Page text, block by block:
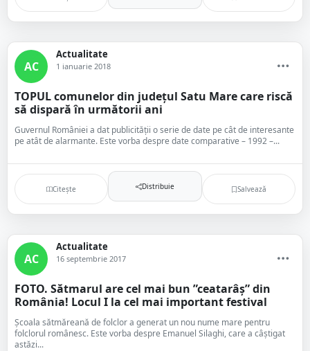
AC
Actualitate
1 ianuarie 2018
TOPUL comunelor din județul Satu Mare care riscă
să dispară în următorii ani
Guvernul României a dat publicității o serie de date pe cât de interesante
pe atât de alarmante. Este vorba despre date comparative – 1992 –...
Citește Distribuie Salvează
AC
Actualitate
16 septembrie 2017
FOTO. Sătmarul are cel mai bun ”ceatarâș” din
România! Locul I la cel mai important festival
Școala sătmăreană de folclor a generat un nou nume mare pentru
folclorul românesc. Este vorba despre Emanuel Silaghi, care a câștigat
astăzi...